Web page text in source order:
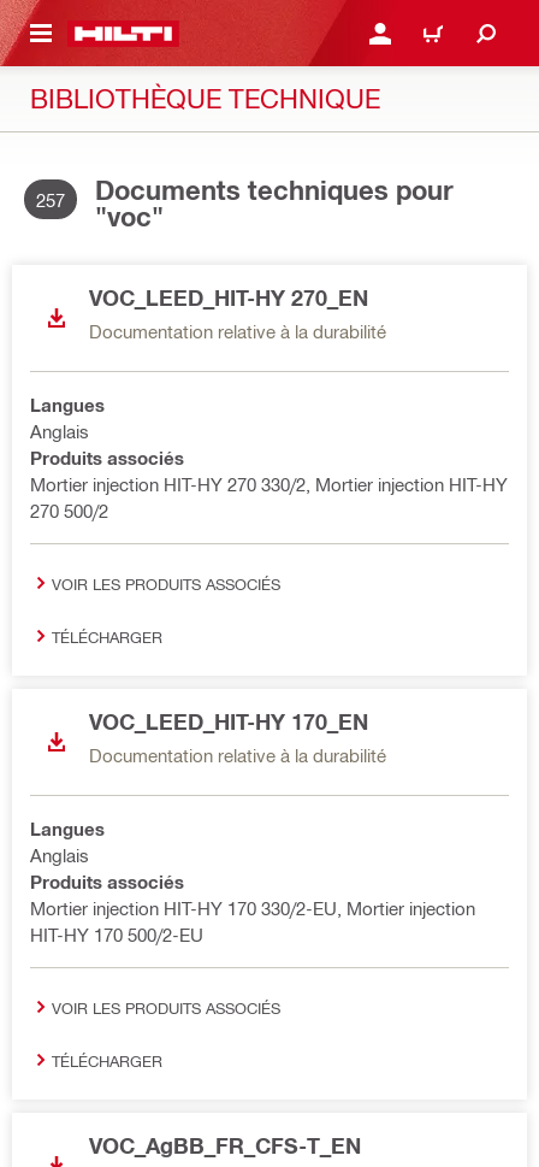
SE CONNECTER OU
PANIER
BIBLIOTHÈQUE TECHNIQUE
257
Documents techniques pour
"voc"
VOC_LEED_HIT-HY 270_EN
Documentation relative à la durabilité
Langues
Anglais
Produits associés
Mortier injection HIT-HY 270 330/2, Mortier injection HIT-HY
270 500/2
VOIR LES PRODUITS ASSOCIÉS
TÉLÉCHARGER
VOC_LEED_HIT-HY 170_EN
Documentation relative à la durabilité
Langues
Anglais
Produits associés
Mortier injection HIT-HY 170 330/2-EU, Mortier injection
HIT-HY 170 500/2-EU
VOIR LES PRODUITS ASSOCIÉS
TÉLÉCHARGER
VOC_AgBB_FR_CFS-T_EN